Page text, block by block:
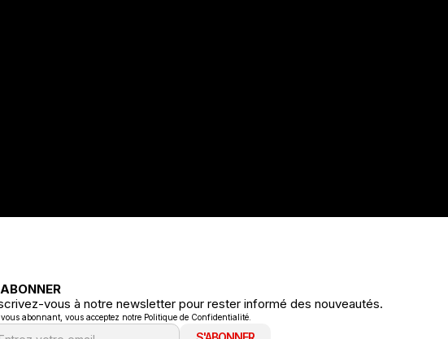
vous à notre newsletter pour rester informé des nouveautés.
vous abonnant, vous acceptez notre Politique de Confidentialité.